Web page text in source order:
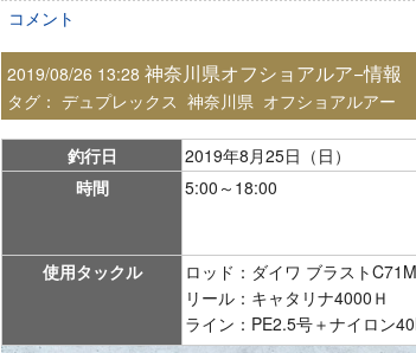
コメント
2019/08/26 13:28 神奈川県オフショアルア−情報
タグ： デュプレックス 神奈川県 オフショアルアー
釣行日 2019年8月25日（日）
時間
5:00～18:00
使用タックル
ロッド：ダイワ ブラスト
リール：キャタリナ4000Ｈ
ライン：PE2.5号＋ナイロン